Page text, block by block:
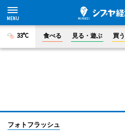
33°C 食べる 見る・遊ぶ 買う
フォトフラッシュ